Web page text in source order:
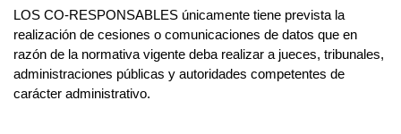
LOS CO-RESPONSABLES únicamente tiene prevista la
realización de cesiones o comunicaciones de datos que en
razón de la normativa vigente deba realizar a jueces, tribunales,
administraciones públicas y autoridades competentes de
carácter administrativo.